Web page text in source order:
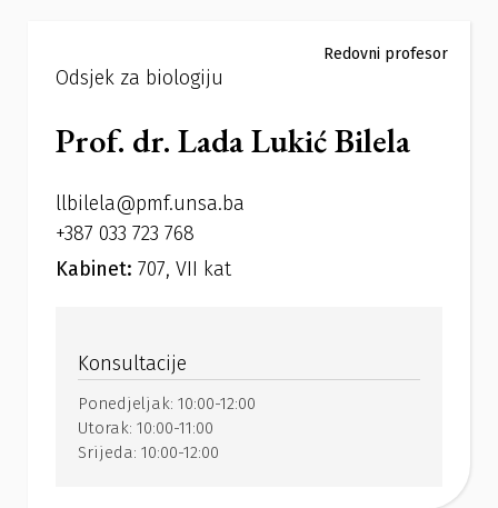
Redovni profesor
Odsjek za biologiju
Prof. dr. Lada Lukić Bilela
llbilela@pmf.unsa.ba
+387 033 723 768
Kabinet: 707, VII kat
Konsultacije
Ponedjeljak: 10:00-12:00
Utorak: 10:00-11:00
Srijeda: 10:00-12:00